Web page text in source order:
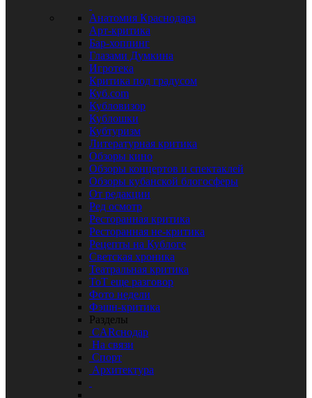
Анатомия Краснодара
Арт-критика
Бар-хоппинг
Глазами Думкина
Игротека
Критика под градусом
Куб.com
Кубловизор
Кублошки
Кубтуризм
Литературная критика
Обзоры кино
Обзоры концертов и спектаклей
Обзоры кубанской блогосферы
От редакции
Ред осмотр
Ресторанная критика
Ресторанная не-критика
Рецепты на Кублоге
Светская хроника
Театральная критика
ТоТ еще разговор
Фото недели
Фэшн-критика
Разделы
CARснодар
На связи
Спорт
Архитектура